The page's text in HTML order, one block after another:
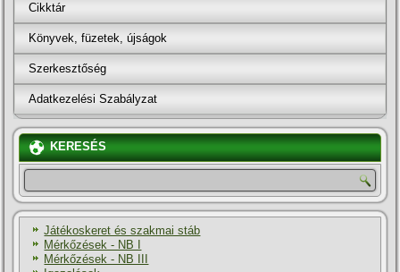
Cikktár
Könyvek, füzetek, újságok
Szerkesztőség
Adatkezelési Szabályzat
KERESÉS
Játékoskeret és szakmai stáb
Mérkőzések - NB I
Mérkőzések - NB III